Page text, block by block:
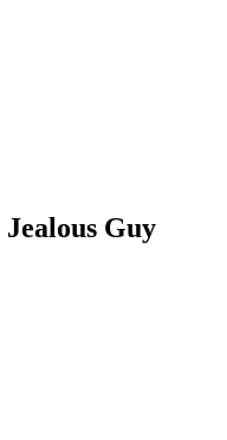
Jealous Guy